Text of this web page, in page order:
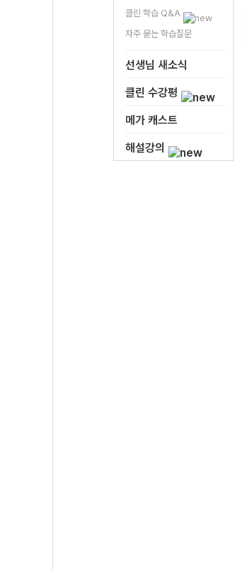
클린 학습 Q&A
자주 묻는 학습질문
선생님 새소식
클린 수강평
메가 캐스트
해설강의